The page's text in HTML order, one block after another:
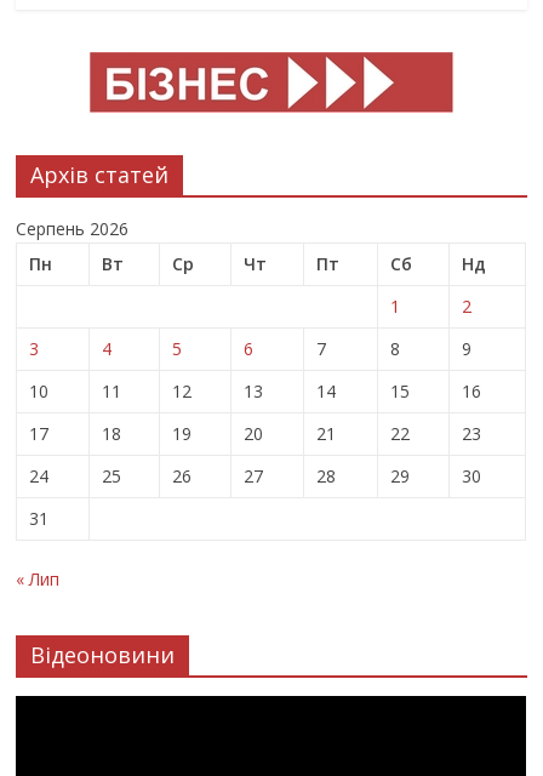
Архів статей
Серпень 2026
Пн
Вт Ср Чт Пт Сб
Нд
1
2
3
4 5 6 7 8
9
10
11 12 13 14 15
16
17
18 19 20 21 22
23
24
25 26 27 28 29
30
31
« Лип
Відеоновини